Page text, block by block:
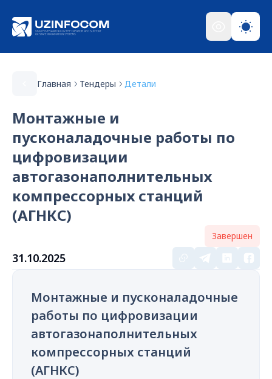
Главная Тендеры Детали
Монтажные и
пусконаладочные работы по
цифровизации
автогазонаполнительных
компрессорных станций
(АГНКС)
Завершен
31.10.2025
Монтажные и пусконаладочные
работы по цифровизации
автогазонаполнительных
компрессорных станций
(АГНКС)